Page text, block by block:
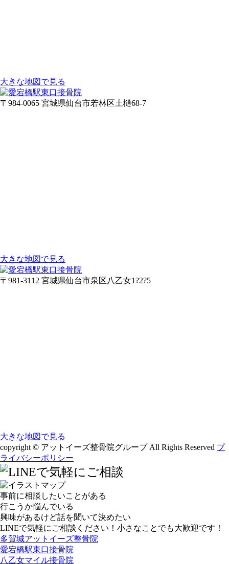
大きな地図で見る
〒984-0065 宮城県仙台市若林区土樋68-7
大きな地図で見る
〒981-3112 宮城県仙台市泉区八乙女1?2?5
大きな地図で見る
copyright © アットイーズ整骨院グループ All Rights Reserved プ
ライバシーポリシー
事前に相談したいことがある
行こうか悩んでいる
興味があるけど話を聞いて決めたい
LINEで気軽にご相談ください！小さなことでも大歓迎です！
多賀城アットイーズ整骨院
愛宕橋駅東口接骨院
八乙女マイル接骨院